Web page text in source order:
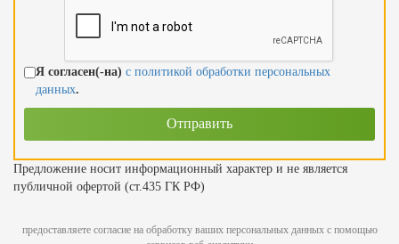
Я согласен(-на) с политикой обработки персональных
данных.
Предложение носит информационный характер и не является
публичной офертой (ст.435 ГК РФ)
предоставляете согласие на обработку ваших персональных данных с помощью